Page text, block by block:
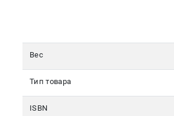
Вес
Тип товара
ISBN